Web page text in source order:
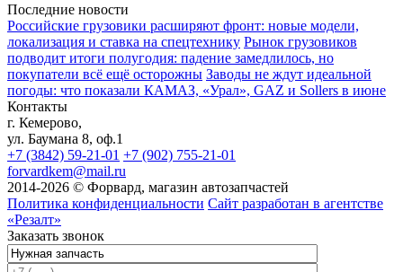
Последние новости
Российские грузовики расширяют фронт: новые модели,
локализация и ставка на спецтехнику Рынок грузовиков
подводит итоги полугодия: падение замедлилось, но
покупатели всё ещё осторожны Заводы не ждут идеальной
погоды: что показали КАМАЗ, «Урал», GAZ и Sollers в июне
Контакты
г. Кемерово,
ул. Баумана 8, оф.1
+7 (3842) 59-21-01 +7 (902) 755-21-01
forvardkem@mail.ru
2014-2026 © Форвард, магазин автозапчастей
Политика конфиденциальности Сайт разработан в агентстве
«Резалт»
Заказать звонок